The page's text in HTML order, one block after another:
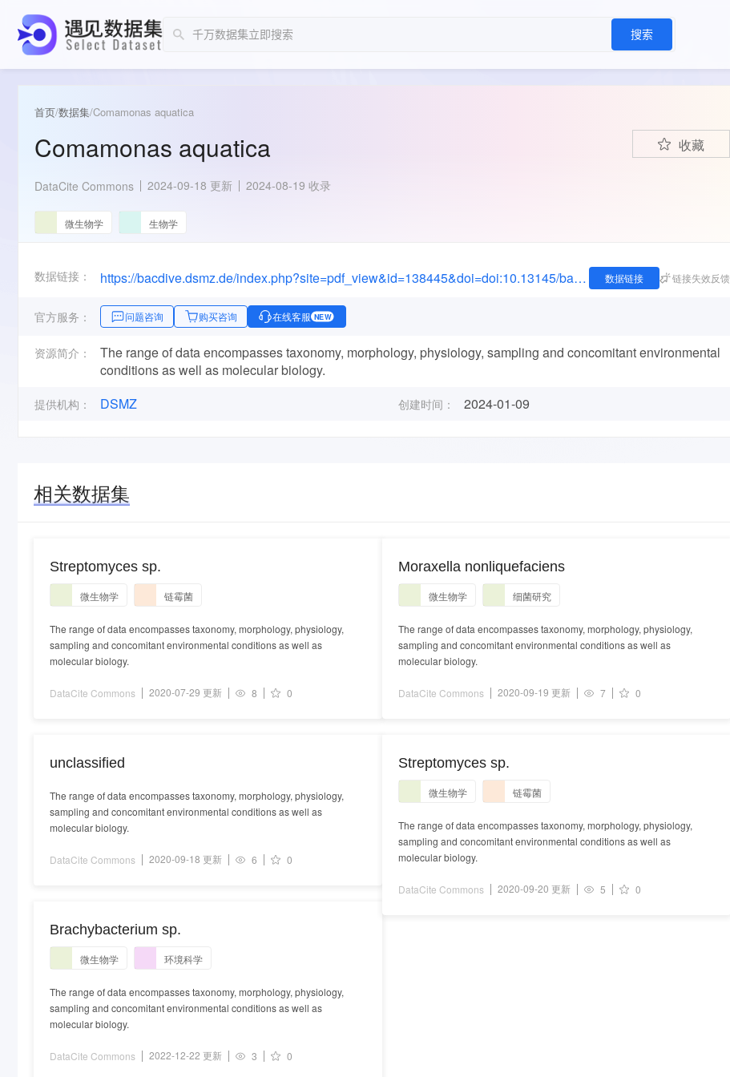
搜索
首页/数据集/Comamonas aquatica
Comamonas aquatica 收藏
DataCite Commons 2024-09-18 更新 2024-08-19 收录
微生物学 生物学
数据链接： https://bacdive.dsmz.de/index.php?site=pdf_view&id=138445&doi=doi:10.13145/bacdive138445.20230509.8.1 数据链接 链接失效反馈
官方服务： 问题咨询 购买咨询 在线客服 NEW
资源简介：
The range of data encompasses taxonomy, morphology, physiology, sampling and concomitant environmental
conditions as well as molecular biology.
提供机构： DSMZ 创建时间： 2024-01-09
相关数据集
Streptomyces sp.
微生物学 链霉菌
The range of data encompasses taxonomy, morphology, physiology,
sampling and concomitant environmental conditions as well as
molecular biology.
DataCite Commons 2020-07-29 更新 8 0
unclassified
The range of data encompasses taxonomy, morphology, physiology,
sampling and concomitant environmental conditions as well as
molecular biology.
DataCite Commons 2020-09-18 更新 6 0
Brachybacterium sp.
微生物学 环境科学
The range of data encompasses taxonomy, morphology, physiology,
sampling and concomitant environmental conditions as well as
molecular biology.
DataCite Commons 2022-12-22 更新 3 0
Moraxella nonliquefaciens
微生物学 细菌研究
The range of data encompasses taxonomy, morphology, physiology,
sampling and concomitant environmental conditions as well as
molecular biology.
DataCite Commons 2020-09-19 更新 7 0
Streptomyces sp.
微生物学 链霉菌
The range of data encompasses taxonomy, morphology, physiology,
sampling and concomitant environmental conditions as well as
molecular biology.
DataCite Commons 2020-09-20 更新 5 0